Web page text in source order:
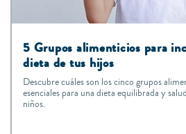
5 Grupos alimenticios para
dieta de tus hijos
Descubre cuáles son los cinco grupos
esenciales para una dieta equilibrada y
niños.